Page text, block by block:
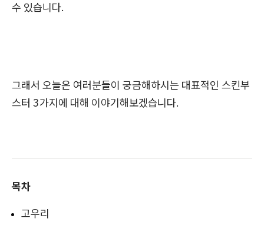
수 있습니다.
그래서 오늘은 여러분들이 궁금해하시는 대표적인 스킨부
스터 3가지에 대해 이야기해보겠습니다.
목차
고우리